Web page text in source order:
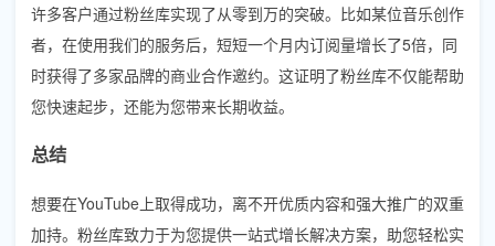
许多客户通过粉丝库实现了从零到万的突破。比如某位音乐创作
者，在使用我们的服务后，短短一个月内订阅量增长了5倍，同
时获得了多家品牌的商业合作邀约。这证明了粉丝库不仅能帮助
您快速起步，还能为您带来长期收益。
总结
想要在YouTube上取得成功，离不开优质内容和强大推广的双重
加持。粉丝库致力于为您提供一站式增长解决方案，助您轻松实